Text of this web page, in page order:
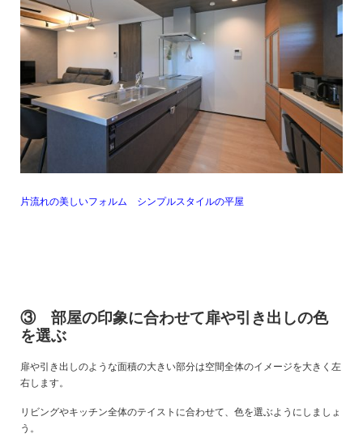
片流れの美しいフォルム シンプルスタイルの平屋
③ 部屋の印象に合わせて扉や引き出しの色
を選ぶ
扉や引き出しのような面積の大きい部分は空間全体のイメージを大きく左
右します。
リビングやキッチン全体のテイストに合わせて、色を選ぶようにしましょ
う。